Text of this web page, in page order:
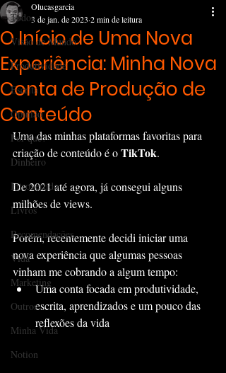
Todos
Visão de Mundo
Produtividade
Escrita
Opinião
Por que?
Dinheiro
Introvertido
Livros
Recomendações
Vida
Marketing
Outros
Minha Vida
Notion
O Início de Uma Nova
Experiência: Minha Nova
Conta de Produção de
Conteúdo
Olucasgarcia
3 de jan. de 2023 2 min de leitura
Uma das minhas plataformas favoritas para
criação de conteúdo é o TikTok.
De 2021 até agora, já consegui alguns
milhões de views.
Porém, recentemente decidi iniciar uma
nova experiência que algumas pessoas
vinham me cobrando a algum tempo:
Uma conta focada em produtividade,
escrita, aprendizados e um pouco das
reflexões da vida